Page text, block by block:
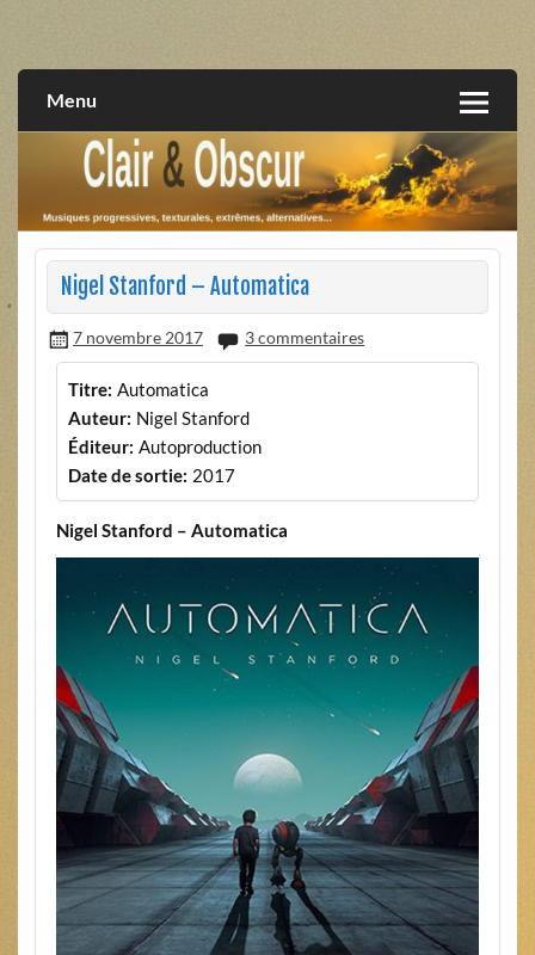
extrêmes, alternatives, texturales
Menu
Nigel Stanford – Automatica
7 novembre 2017 3 commentaires
Titre: Automatica
Auteur: Nigel Stanford
Éditeur: Autoproduction
Date de sortie: 2017
Nigel Stanford – Automatica